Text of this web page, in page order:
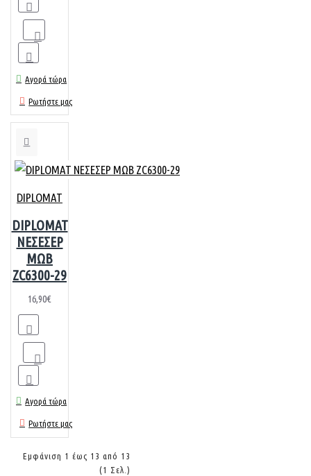
Αγορά τώρα
Ρωτήστε μας
DIPLOMAT
DIPLOMAT
ΝΕΣΕΣΕΡ
ΜΩΒ
ZC6300-29
16,90€
Αγορά τώρα
Ρωτήστε μας
Εμφάνιση 1 έως 13 από 13
(1 Σελ.)